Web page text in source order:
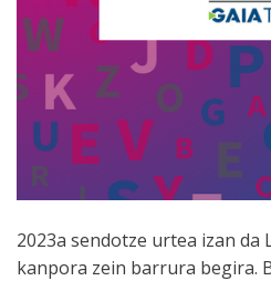
2023a sendotze urtea izan da
kanpora zein barrura begira.